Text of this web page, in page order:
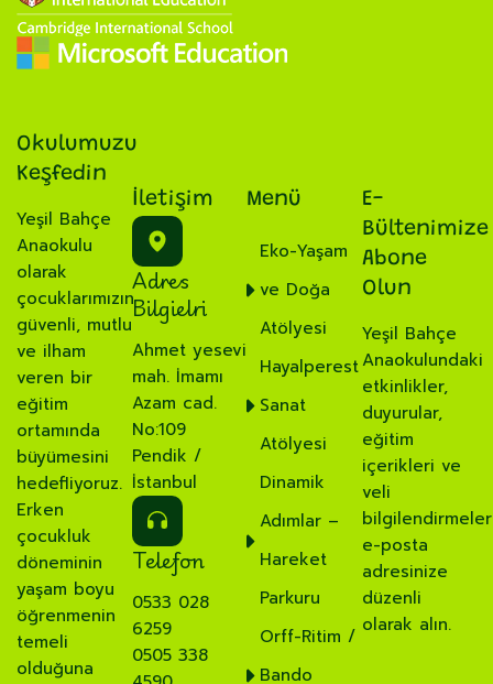
Okulumuzu
Keşfedin
Yeşil Bahçe
Anaokulu
olarak
çocuklarımızın
güvenli, mutlu
ve ilham
veren bir
eğitim
ortamında
büyümesini
hedefliyoruz.
Erken
çocukluk
döneminin
yaşam boyu
öğrenmenin
temeli
olduğuna
İletişim
Adres
Bilgielri
Ahmet yesevi
mah. İmamı
Azam cad.
No:109
Pendik /
İstanbul
Telefon
0533 028
6259
0505 338
Menü
Eko-Yaşam
ve Doğa
Atölyesi
Hayalperest
Sanat
Atölyesi
Dinamik
Adımlar –
Hareket
Parkuru
Orff-Ritim /
Bando
E-
Bültenimize
Abone
Olun
Yeşil Bahçe
Anaokulundaki
etkinlikler,
duyurular,
eğitim
içerikleri ve
veli
e-posta
adresinize
düzenli
olarak alın.